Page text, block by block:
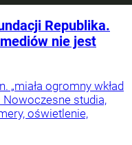
Republika.
nie jest
„miała ogromny wkład
studia,
oświetlenie,